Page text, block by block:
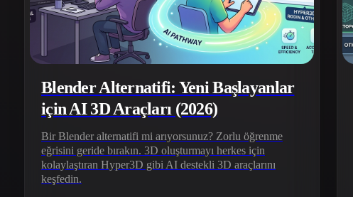
Blender Alternatifi: Yeni Başlayanlar
için AI 3D Araçları (2026)
Bir Blender alternatifi mi arıyorsunuz? Zorlu öğrenme
eğrisini geride bırakın. 3D oluşturmayı herkes için
kolaylaştıran Hyper3D gibi AI destekli 3D araçlarını
keşfedin.